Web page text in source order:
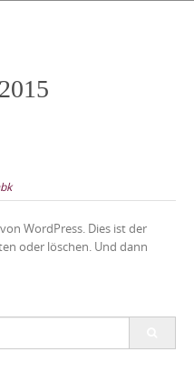
WordPress. Dies ist der
oder löschen. Und dann